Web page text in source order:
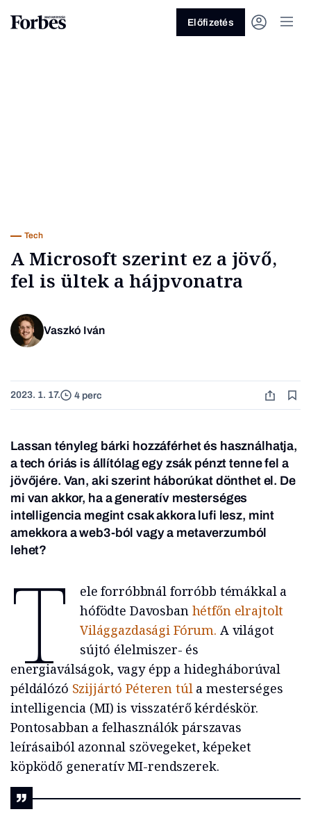
Előfizetés
Tech
A Microsoft szerint ez a jövő,
fel is ültek a hájpvonatra
Vaszkó Iván
2023. 1. 17. 4 perc
Lassan tényleg bárki hozzáférhet és használhatja,
a tech óriás is állítólag egy zsák pénzt tenne fel a
jövőjére. Van, aki szerint háborúkat dönthet el. De
mi van akkor, ha a generatív mesterséges
intelligencia megint csak akkora lufi lesz, mint
amekkora a web3-ból vagy a metaverzumból
lehet?
T
ele forróbbnál forróbb témákkal a
hófödte Davosban hétfőn elrajtolt
Világgazdasági Fórum. A világot
sújtó élelmiszer- és
energiaválságok, vagy épp a hidegháborúval
példálózó Szijjártó Péteren túla mesterséges
intelligencia (MI) is visszatérő kérdéskör.
Pontosabban a felhasználók párszavas
leírásaiból azonnal szövegeket, képeket
köpködő generatív MI-rendszerek.